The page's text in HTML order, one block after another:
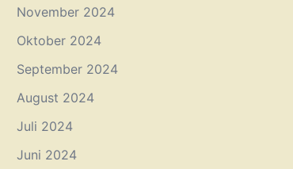
November 2024
Oktober 2024
September 2024
August 2024
Juli 2024
Juni 2024